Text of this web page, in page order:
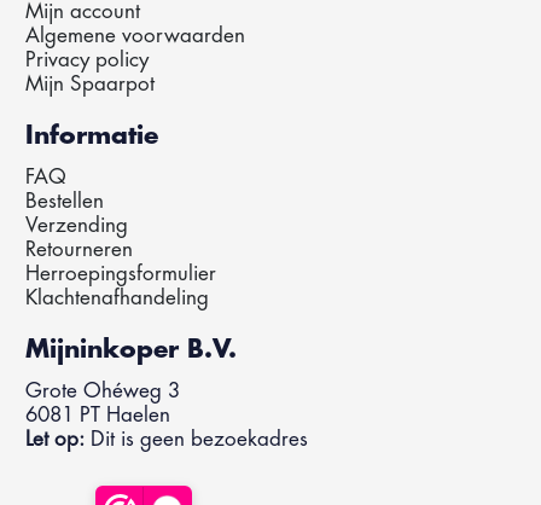
Mijn account
Algemene voorwaarden
Privacy policy
Mijn Spaarpot
Informatie
FAQ
Bestellen
Verzending
Retourneren
Herroepingsformulier
Klachtenafhandeling
Mijninkoper B.V.
Grote Ohéweg 3
6081 PT Haelen
Let op: Dit is geen bezoekadres